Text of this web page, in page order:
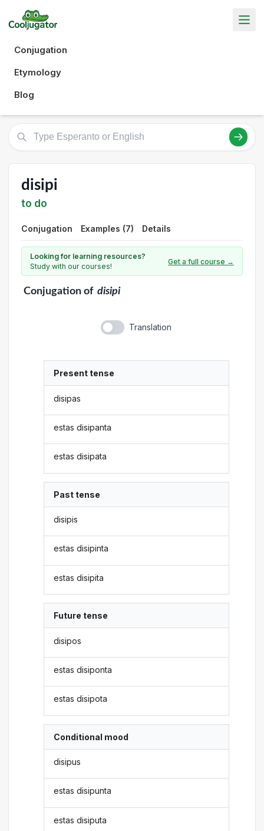
Conjugation
Etymology
Blog
disipi
to do
Conjugation Examples (7) Details
Looking for learning resources?
Study with our courses!
Get a full course →
Conjugationof disipi
Translation
Present tense
disipas
estas disipanta
estas disipata
Past tense
disipis
estas disipinta
estas disipita
Future tense
disipos
estas disiponta
estas disipota
Conditional mood
disipus
estas disipunta
estas disiputa